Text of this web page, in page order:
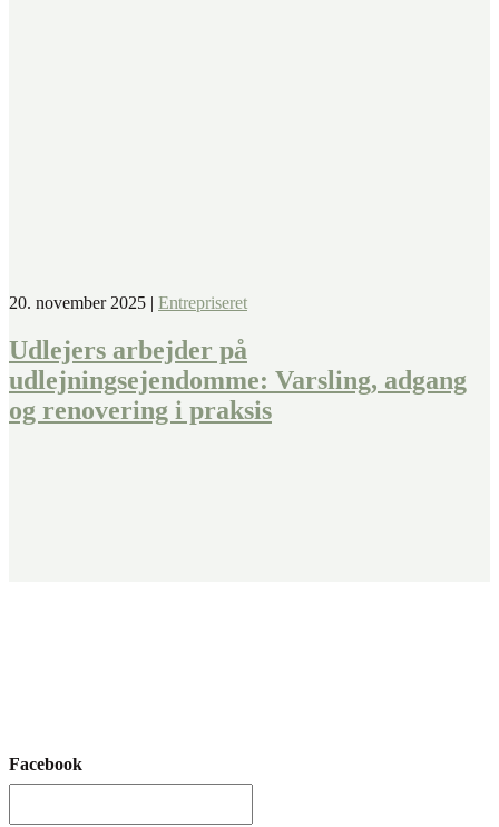
20. november 2025 | Entrepriseret
Udlejers arbejder på
udlejningsejendomme: Varsling, adgang
og renovering i praksis
Facebook